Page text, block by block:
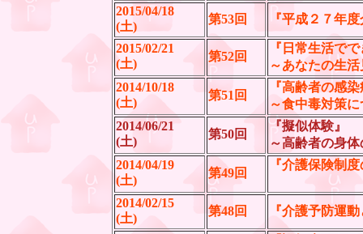
2015/04/18
(土)
第53回 『平成２７年
2015/02/21
(土)
第52回
『日常生活で
～あなたの生
2014/10/18
(土)
第51回
『高齢者の感
～食中毒対策
2014/06/21
(土)
第50回
『擬似体験』
～高齢者の身
2014/04/19
(土)
第49回
『介護保険制
最近のサ
2014/02/15
(土)
第48回 『介護予防運